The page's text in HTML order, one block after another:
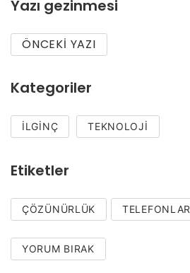
Yazı gezinmesi
ÖNCEKI YAZI
Kategoriler
İLGINÇ TEKNOLOJI
Etiketler
ÇÖZÜNÜRLÜK TELEFONLAR
YORUM BIRAK